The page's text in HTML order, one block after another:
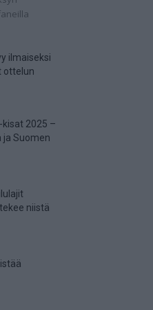
ilmaiseksi
ottelun
kisat 2025 –
ja Suomen
niistä